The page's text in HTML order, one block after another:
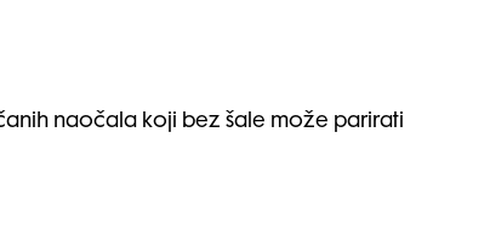
naočala koji bez šale može parirati